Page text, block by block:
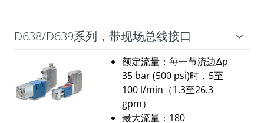
D638/D639系列，带现场总线接口
额定流量：每一节流边∆p
35 bar (500 psi)时，5至
100 l/min（1.3至26.3
gpm）
最大流量：180